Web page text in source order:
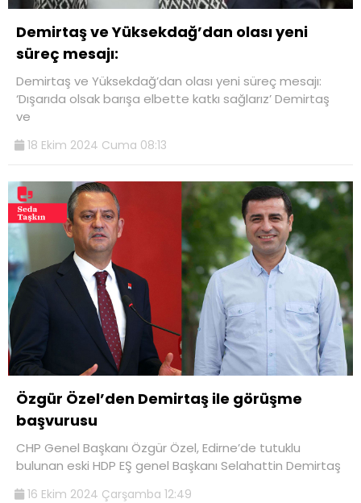
Demirtaş ve Yüksekdağ’dan olası yeni
süreç mesajı:
Demirtaş ve Yüksekdağ’dan olası yeni süreç mesajı:
‘Dışarıda olsak barışa elbette katkı sağlarız’ Demirtaş
ve
18 Ekim 2024 Cuma 08:13
Özgür Özel’den Demirtaş ile görüşme
başvurusu
CHP Genel Başkanı Özgür Özel, Edirne’de tutuklu
bulunan eski HDP EŞ genel Başkanı Selahattin Demirtaş
16 Ekim 2024 Çarşamba 12:49